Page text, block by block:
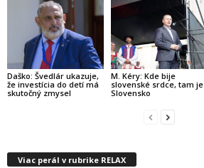
Daško: Švedlár ukazuje,
že investícia do detí má
skutočný zmysel
M. Kéry: Kde bije
slovenské srdce, tam je
Slovensko
Viac perál v rubrike RELAX